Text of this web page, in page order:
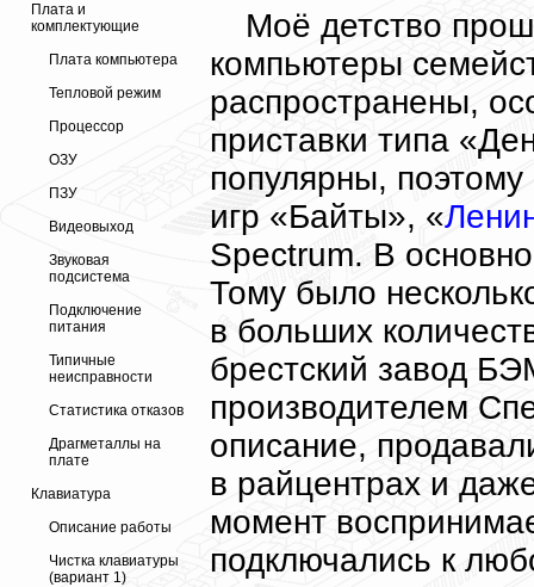
Плата и
комплектующие
Плата компьютера
Тепловой режим
Процессор
ОЗУ
ПЗУ
Видеовыход
Звуковая
подсистема
Подключение
питания
Типичные
неисправности
Статистика отказов
Драгметаллы на
плате
Клавиатура
Описание работы
Чистка клавиатуры
(вариант 1)
Моё детство
компьютеры
распространены,
приставки типа
популярны,
игр «Байты», «
Spectrum. В
Тому было
в больших
брестский завод
производителем
описание,
в райцентрах и
момент
подключались к